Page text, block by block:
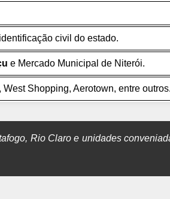
civil do estado.
e Mercado Municipal de Niterói.
, West Shopping, Aerotown, entre outros.
Rio Claro e unidades